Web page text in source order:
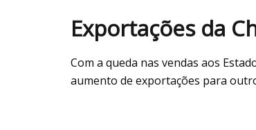
Exportações da
Com a queda nas vendas aos
aumento de exportações para